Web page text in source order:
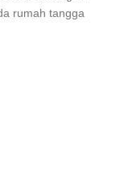
rumah tangga